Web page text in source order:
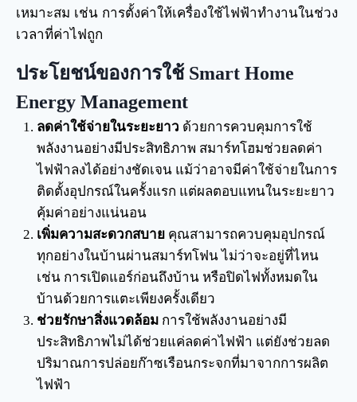
เหมาะสม เช่น การตั้งค่าให้เครื่องใช้ไฟฟ้าทำงานในช่วง
เวลาที่ค่าไฟถูก
ประโยชน์ของการใช้ Smart Home
Energy Management
ลดค่าใช้จ่ายในระยะยาว ด้วยการควบคุมการใช้
พลังงานอย่างมีประสิทธิภาพ สมาร์ทโฮมช่วยลดค่า
ไฟฟ้าลงได้อย่างชัดเจน แม้ว่าอาจมีค่าใช้จ่ายในการ
ติดตั้งอุปกรณ์ในครั้งแรก แต่ผลตอบแทนในระยะยาว
คุ้มค่าอย่างแน่นอน
เพิ่มความสะดวกสบายคุณสามารถควบคุมอุปกรณ์
ทุกอย่างในบ้านผ่านสมาร์ทโฟน ไม่ว่าจะอยู่ที่ไหน
เช่น การเปิดแอร์ก่อนถึงบ้าน หรือปิดไฟทั้งหมดใน
บ้านด้วยการแตะเพียงครั้งเดียว
ช่วยรักษาสิ่งแวดล้อมการใช้พลังงานอย่างมี
ประสิทธิภาพไม่ได้ช่วยแค่ลดค่าไฟฟ้า แต่ยังช่วยลด
ปริมาณการปล่อยก๊าซเรือนกระจกที่มาจากการผลิต
ไฟฟ้า